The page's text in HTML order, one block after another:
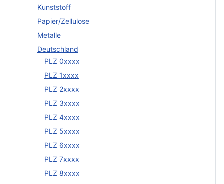
Kunststoff
Papier/Zellulose
Metalle
Deutschland
PLZ 0xxxx
PLZ 1xxxx
PLZ 2xxxx
PLZ 3xxxx
PLZ 4xxxx
PLZ 5xxxx
PLZ 6xxxx
PLZ 7xxxx
PLZ 8xxxx